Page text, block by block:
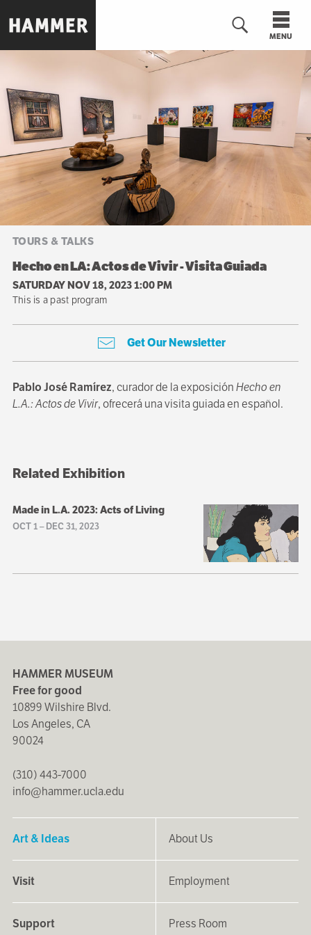
to
main
MENU
TOURS & TALKS
Hecho en LA: Actos de Vivir - Visita Guiada
SATURDAY NOV 18, 2023 1:00 PM
This is a past program
Get Our Newsletter
Pablo José Ramírez, curador de la exposiciónHecho en
L.A.: Actos de Vivir, ofrecerá una visita guiada en español.
Related Exhibition
Made in L.A. 2023: Acts of Living
OCT 1–DEC 31, 2023
HAMMER MUSEUM
Free for good
10899 Wilshire Blvd.
Los Angeles, CA
90024
(310) 443-7000
info@hammer.ucla.edu
Art & Ideas
Visit
Support
About Us
Employment
Press Room